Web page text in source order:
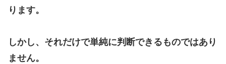
ります。
しかし、それだけで単純に判断できるものではあり
ません。